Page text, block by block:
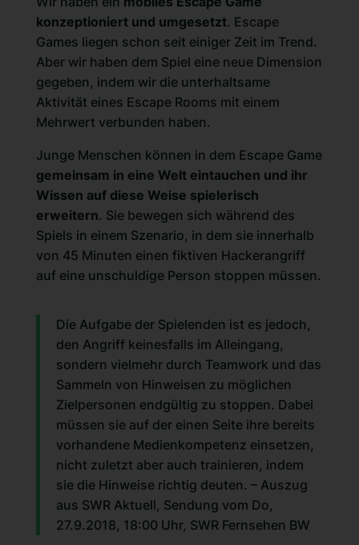
konzeptioniert und umgesetzt. Escape
Games liegen schon seit einiger Zeit im Trend.
Aber wir haben dem Spiel eine neue Dimension
gegeben, indem wir die unterhaltsame
Aktivität eines Escape Rooms mit einem
Mehrwert verbunden haben.
Junge Menschen können in dem Escape Game
gemeinsam in eine Welt eintauchen und ihr
Wissen auf diese Weise spielerisch
erweitern. Sie bewegen sich während des
Spiels in einem Szenario, in dem sie innerhalb
von 45 Minuten einen fiktiven Hackerangriff
auf eine unschuldige Person stoppen müssen.
Die Aufgabe der Spielenden ist es jedoch,
den Angriff keinesfalls im Alleingang,
sondern vielmehr durch Teamwork und das
Sammeln von Hinweisen zu möglichen
Zielpersonen endgültig zu stoppen. Dabei
müssen sie auf der einen Seite ihre bereits
vorhandene Medienkompetenz einsetzen,
nicht zuletzt aber auch trainieren, indem
sie die Hinweise richtig deuten. – Auszug
aus SWR Aktuell, Sendung vom Do,
27.9.2018, 18:00 Uhr, SWR Fernsehen BW